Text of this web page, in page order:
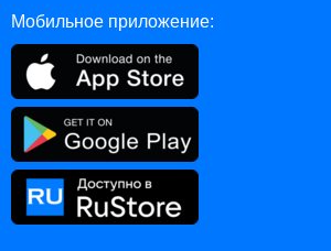
Мобильное приложение: